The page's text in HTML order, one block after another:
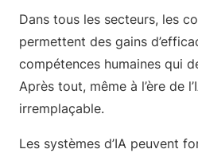
Dans tous les secteurs, les
permettent des gains
compétences humaines qui
Après tout, même à l’ère de
irremplaçable.
Les systèmes d’IA peuvent